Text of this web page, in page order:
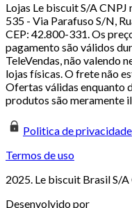
Lojas Le biscuit S/A
535 - Via Parafuso S/N,
CEP: 42.800-331. Os
pagamento são válidos
TeleVendas, não valendo
lojas físicas. O frete não
Ofertas válidas enquanto
produtos são meramente
Politica de privacidade
Termos de uso
2025. Le biscuit Brasil S/
Desenvolvido por